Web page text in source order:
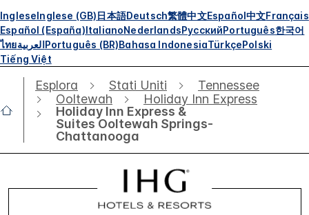
IngleseInglese (GB)日本語Deutsch繁體中文Español中文Français
Español (España)ItalianoNederlandsРусскийPortuguês한국어
ไทยالعربيةPortuguês (BR)Bahasa IndonesiaTürkçePolski
Tiếng Việt
Esplora Stati Uniti
Tennessee
Ooltewah
Holiday Inn Express
Holiday Inn Express &
Suites Ooltewah Springs-
Chattanooga